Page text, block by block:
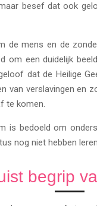
besef dat ook
de mens en de
een duidelijk
dat de Heilige
van verslavingen en
te komen.
is bedoeld om
nog niet hebben
begrip